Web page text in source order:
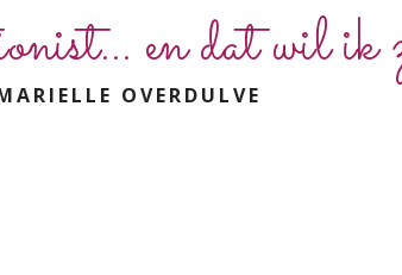
en dat wil ik
OVERDULVE